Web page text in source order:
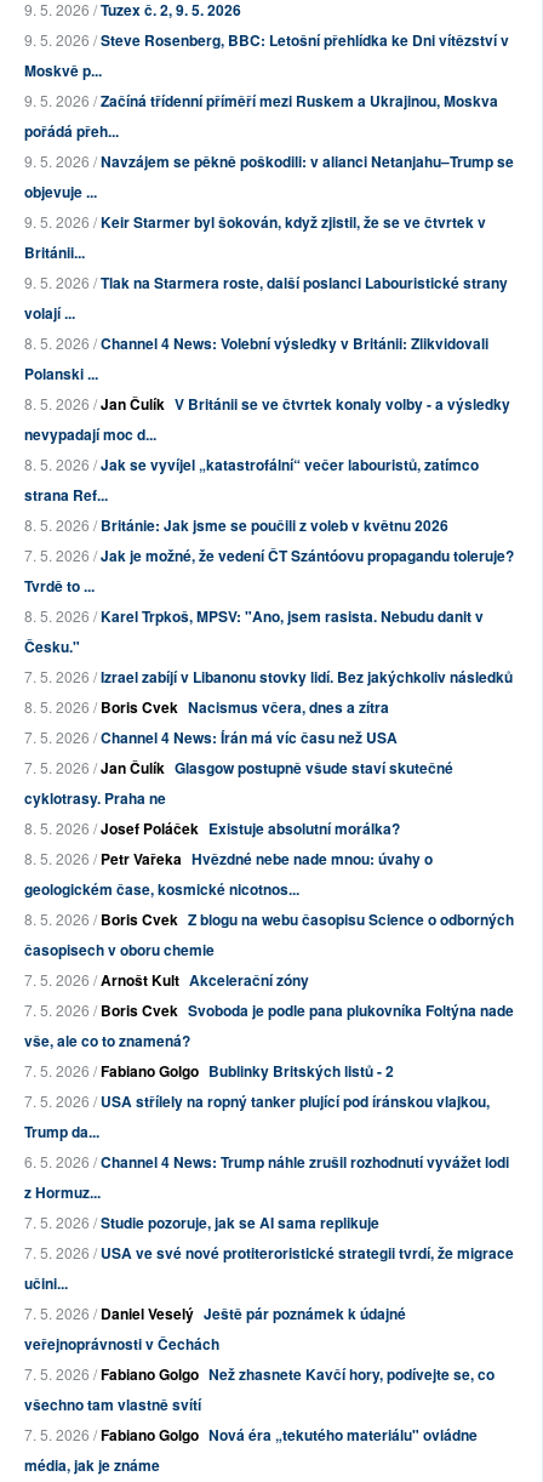
9. 5. 2026 /Tuzex č. 2, 9. 5. 2026
9. 5. 2026 /Steve Rosenberg, BBC: Letošní přehlídka ke Dni vítězství v
Moskvě p...
9. 5. 2026 /Začíná třídenní příměří mezi Ruskem a Ukrajinou, Moskva
pořádá přeh...
9. 5. 2026 /Navzájem se pěkně poškodili: v alianci Netanjahu–Trump se
objevuje ...
9. 5. 2026 /Keir Starmer byl šokován, když zjistil, že se ve čtvrtek v
Británii...
9. 5. 2026 /Tlak na Starmera roste, další poslanci Labouristické strany
volají ...
8. 5. 2026 /Channel 4 News: Volební výsledky v Británii: Zlikvidovali
Polanski ...
8. 5. 2026 /Jan Čulík V Británii se ve čtvrtek konaly volby - a výsledky
nevypadají moc d...
8. 5. 2026 /Jak se vyvíjel „katastrofální“ večer labouristů, zatímco
strana Ref...
8. 5. 2026 /Británie: Jak jsme se poučili z voleb v květnu 2026
7. 5. 2026 /Jak je možné, že vedení ČT Szántóovu propagandu toleruje?
Tvrdě to ...
8. 5. 2026 /Karel Trpkoš, MPSV: "Ano, jsem rasista. Nebudu danit v
Česku."
7. 5. 2026 /Izrael zabíjí v Libanonu stovky lidí. Bez jakýchkoliv následků
8. 5. 2026 /Boris Cvek Nacismus včera, dnes a zítra
7. 5. 2026 /Channel 4 News: Írán má víc času než USA
7. 5. 2026 /Jan Čulík Glasgow postupně všude staví skutečné
cyklotrasy. Praha ne
8. 5. 2026 /Josef Poláček Existuje absolutní morálka?
8. 5. 2026 /Petr Vařeka Hvězdné nebe nade mnou: úvahy o
geologickém čase, kosmické nicotnos...
8. 5. 2026 /Boris Cvek Z blogu na webu časopisu Science o odborných
časopisech v oboru chemie
7. 5. 2026 /Arnošt Kult Akcelerační zóny
7. 5. 2026 /Boris Cvek Svoboda je podle pana plukovníka Foltýna nade
vše, ale co to znamená?
7. 5. 2026 /Fabiano Golgo Bublinky Britských listů - 2
7. 5. 2026 /USA střílely na ropný tanker plující pod íránskou vlajkou,
Trump da...
6. 5. 2026 /Channel 4 News: Trump náhle zrušil rozhodnutí vyvážet lodi
z Hormuz...
7. 5. 2026 /Studie pozoruje, jak se AI sama replikuje
7. 5. 2026 /USA ve své nové protiteroristické strategii tvrdí, že migrace
učini...
7. 5. 2026 /Daniel Veselý Ještě pár poznámek k údajné
veřejnoprávnosti v Čechách
7. 5. 2026 /Fabiano Golgo Než zhasnete Kavčí hory, podívejte se, co
všechno tam vlastně svítí
7. 5. 2026 /Fabiano Golgo Nová éra „tekutého materiálu" ovládne
média, jak je známe